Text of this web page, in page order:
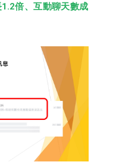
倍、互動聊天數成